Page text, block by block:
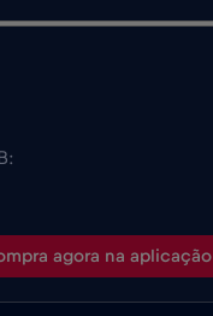
agora na aplicação